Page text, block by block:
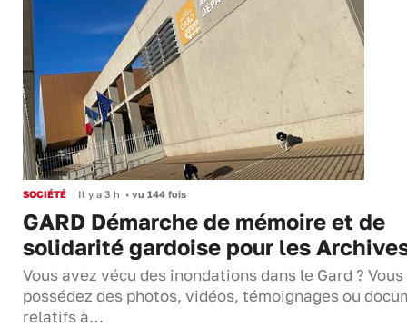
SOCIÉTÉ Il y a 3 h • vu 144 fois
GARD Démarche de mémoire et de
solidarité gardoise pour les
Vous avez vécu des inondations dans le Gard ? Vous
possédez des photos, vidéos, témoignages ou
relatifs à…